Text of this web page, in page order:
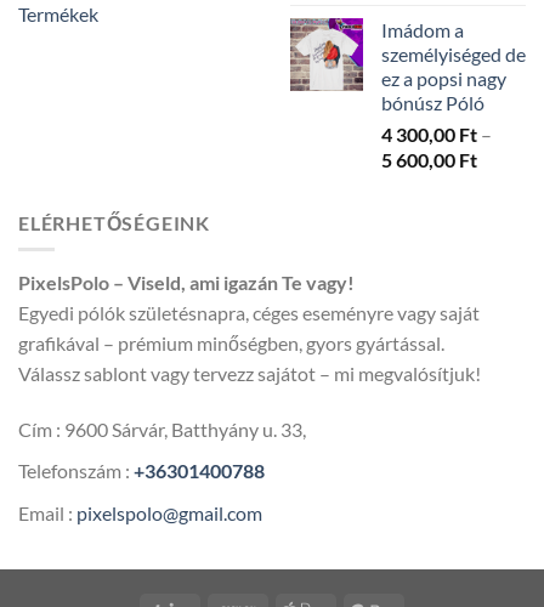
Termékek
-
5
600,00
Imádom a
személyiséged de
ez a popsi nagy
bónúsz Póló
4 300,00 Ft –
5 600,00 Ft
ELÉRHETŐSÉGEINK
PixelsPolo – Viseld, ami igazán Te vagy!
Egyedi pólók születésnapra, céges eseményre vagy saját
grafikával – prémium minőségben, gyors gyártással.
Válassz sablont vagy tervezz sajátot – mi megvalósítjuk!
Cím : 9600 Sárvár, Batthyány u. 33,
Telefonszám : +36301400788
Email : pixelspolo@gmail.com